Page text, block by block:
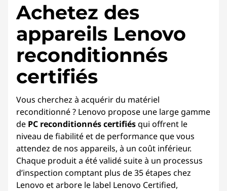
Achetez des
appareils Lenovo
reconditionnés
certifiés
Vous cherchez à acquérir du matériel
reconditionné ? Lenovo propose une large gamme
de PC reconditionnés certifiésqui offrent le
niveau de fiabilité et de performance que vous
attendez de nos appareils, à un coût inférieur.
Chaque produit a été validé suite à un processus
d’inspection comptant plus de 35 étapes chez
Lenovo et arbore le label Lenovo Certified,